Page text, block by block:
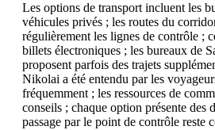
Les options de transport incluent les
véhicules privés ; les routes du
régulièrement les lignes de contrôle ;
billets électroniques ; les bureaux de
proposent parfois des trajets
Nikolai a été entendu par les
fréquemment ; les ressources de
conseils ; chaque option présente des
passage par le point de contrôle reste